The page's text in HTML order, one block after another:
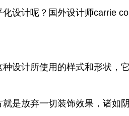
设计呢？国外设计师carrie
种设计所使用的样式和形状，
是放弃一切装饰效果，诸如